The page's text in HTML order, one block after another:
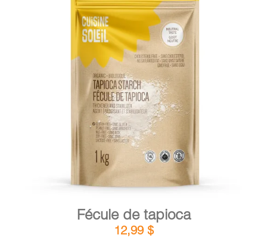
AJOUTER AU PANIER DÉTAILS
Fécule de tapioca
12,99 $